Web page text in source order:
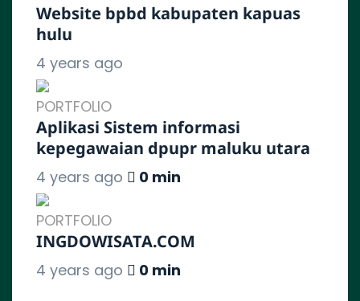
Website bpbd kabupaten kapuas
hulu
4 years ago
PORTFOLIO
Aplikasi Sistem informasi
kepegawaian dpupr maluku utara
4 years ago 0 min
PORTFOLIO
INGDOWISATA.COM
4 years ago 0 min